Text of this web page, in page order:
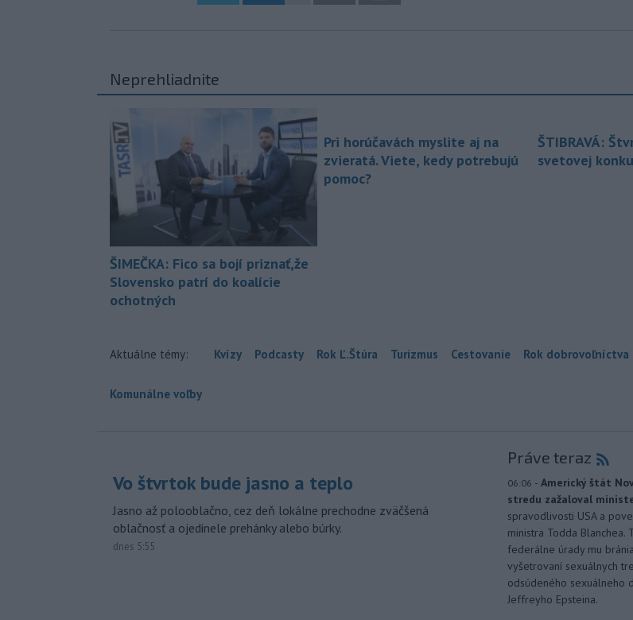
Neprehliadnite
ŠIMEČKA: Fico sa bojí priznať,že
Slovensko patrí do koalície
ochotných
Pri horúčavách myslite aj na
zvieratá. Viete, kedy potrebujú
pomoc?
ŠTIBRAVÁ:
svetovej
Aktuálne témy: Kvízy Podcasty Rok Ľ.Štúra Turizmus Cestovanie Rok dobrovoľníctva
Komunálne voľby
Vo štvrtok bude jasno a teplo
Jasno až polooblačno, cez deň lokálne prechodne zväčšená
oblačnosť a ojedinele prehánky alebo búrky.
dnes 5:55
Práve teraz
06:06 - Americký štát
stredu zažaloval
spravodlivosti USA a
ministra Todda Blanchea.
federálne úrady mu
vyšetrovaní sexuálnych
odsúdeného sexuálneho
Jeffreyho Epsteina.